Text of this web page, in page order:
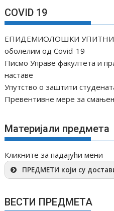
COVID 19
ЕПИДЕМИОЛОШКИ УПИТНИК
оболелим од Covid-19
Писмо Управе факултета и
наставе
Упутство о заштити
Превентивне мере за
Материјали предмета
Кликните за падајући мени
ПРЕДМЕТИ који су
ВЕСТИ ПРЕДМЕТА